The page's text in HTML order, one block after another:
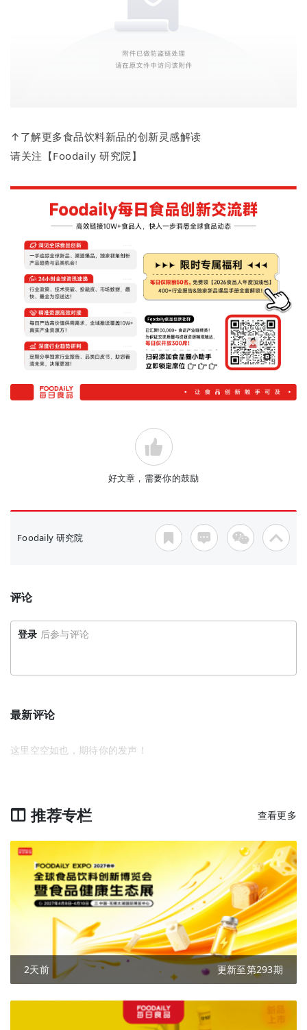
↑了解更多食品饮料新品的创新灵感解读
请关注【Foodaily 研究院】
好文章，需要你的鼓励
Foodaily 研究院
评论
登录 后参与评论
最新评论
这里空空如也，期待你的发声！
推荐专栏 查看更多
2天前 更新至第293期